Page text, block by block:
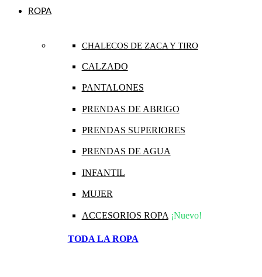
ROPA
CHALECOS DE ZACA Y TIRO
CALZADO
PANTALONES
PRENDAS DE ABRIGO
PRENDAS SUPERIORES
PRENDAS DE AGUA
INFANTIL
MUJER
ACCESORIOS ROPA ¡Nuevo!
TODA LA ROPA